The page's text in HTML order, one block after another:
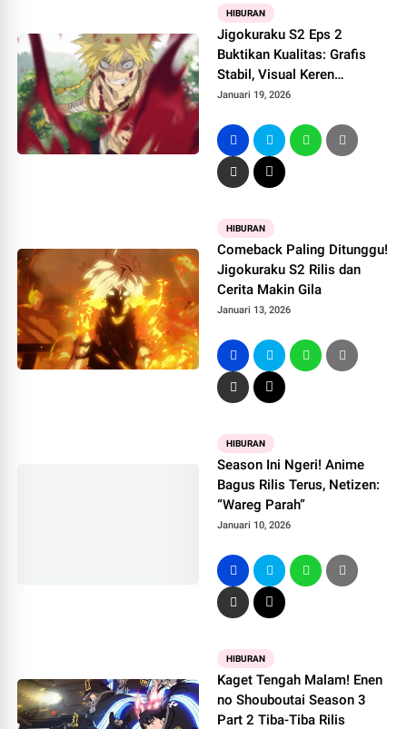
HIBURAN
Jigokuraku S2 Eps 2
Buktikan Kualitas: Grafis
Stabil, Visual Keren
Sepanjang Episode
Januari 19, 2026
HIBURAN
Comeback Paling Ditunggu!
Jigokuraku S2 Rilis dan
Cerita Makin Gila
Januari 13, 2026
HIBURAN
Season Ini Ngeri! Anime
Bagus Rilis Terus, Netizen:
“Wareg Parah”
Januari 10, 2026
HIBURAN
Kaget Tengah Malam! Enen
no Shouboutai Season 3
Part 2 Tiba-Tiba Rilis